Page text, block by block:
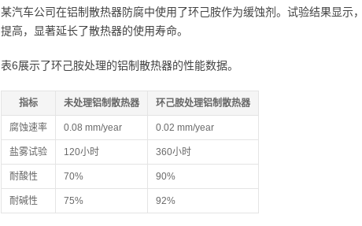
某汽车公司在铝制散热器防腐中使用了环己胺作为缓蚀剂。试验结果显
提高，显著延长了散热器的使用寿命。
表6展示了环己胺处理的铝制散热器的性能数据。
指标 未处理铝制散热器 环己胺处理铝制散热器
腐蚀速率 0.08 mm/year 0.02 mm/year
盐雾试验 120小时 360小时
耐酸性 70% 90%
耐碱性 75% 92%